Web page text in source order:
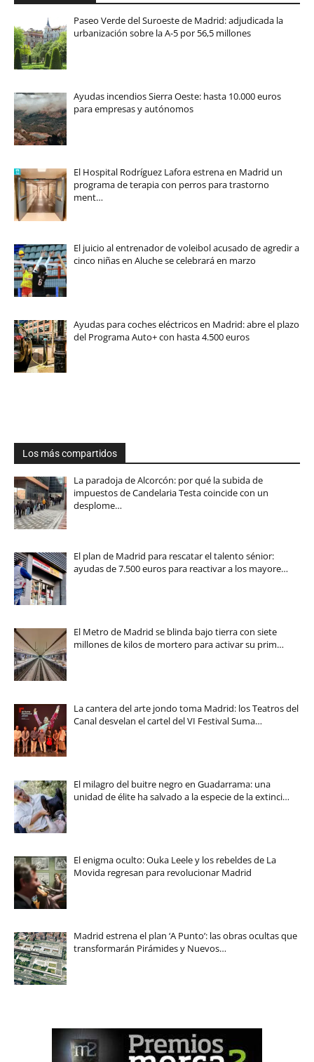
Paseo Verde del Suroeste de Madrid: adjudicada la
urbanización sobre la A-5 por 56,5 millones
Ayudas incendios Sierra Oeste: hasta 10.000 euros
para empresas y autónomos
El Hospital Rodríguez Lafora estrena en Madrid un
programa de terapia con perros para trastorno
ment…
El juicio al entrenador de voleibol acusado de agredir a
cinco niñas en Aluche se celebrará en marzo
Ayudas para coches eléctricos en Madrid: abre el plazo
del Programa Auto+ con hasta 4.500 euros
Los más compartidos
La paradoja de Alcorcón: por qué la subida de
impuestos de Candelaria Testa coincide con un
desplome…
El plan de Madrid para rescatar el talento sénior:
ayudas de 7.500 euros para reactivar a los mayore…
El Metro de Madrid se blinda bajo tierra con siete
millones de kilos de mortero para activar su prim…
La cantera del arte jondo toma Madrid: los Teatros del
Canal desvelan el cartel del VI Festival Suma…
El milagro del buitre negro en Guadarrama: una
unidad de élite ha salvado a la especie de la extinci…
El enigma oculto: Ouka Leele y los rebeldes de La
Movida regresan para revolucionar Madrid
Madrid estrena el plan ‘A Punto’: las obras ocultas que
transformarán Pirámides y Nuevos…